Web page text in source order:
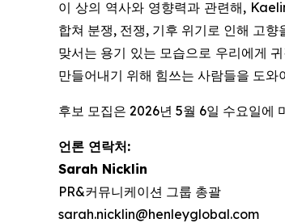
이 상의 역사와 영향력과 관련해,
합쳐 분쟁, 전쟁, 기후 위기로 인해 고
맞서는 용기 있는 모습으로 우리에게
만들어내기 위해 힘쓰는 사람들을 도
후보 모집은 2026년 5월 6일 수요일에
언론 연락처:
Sarah Nicklin
PR&커뮤니케이션 그룹 총괄
sarah.nicklin@henleyglobal.com